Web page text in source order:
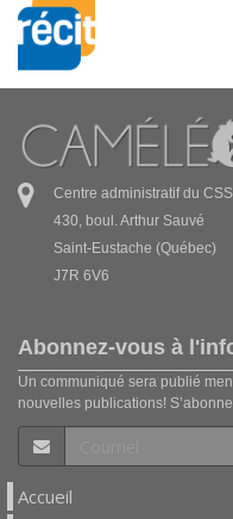
Centre administratif du
430, boul. Arthur Sauvé
Saint-Eustache (Québec)
J7R 6V6
Abonnez-vous à
Un communiqué sera publié
nouvelles publications!
Accueil